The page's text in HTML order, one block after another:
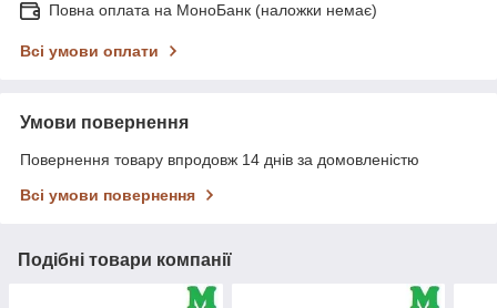
Повна оплата на МоноБанк (наложки немає)
Всі умови оплати
Умови повернення
Повернення товару впродовж 14 днів за домовленістю
Всі умови повернення
Подібні товари компанії